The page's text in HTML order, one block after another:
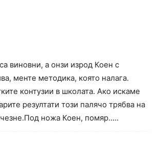
виновни, а онзи изрод Коен с
менте методика, която налага.
контузии в школата. Ако искаме
резултати този палячо трябва на
ножа Коен, помяр…..